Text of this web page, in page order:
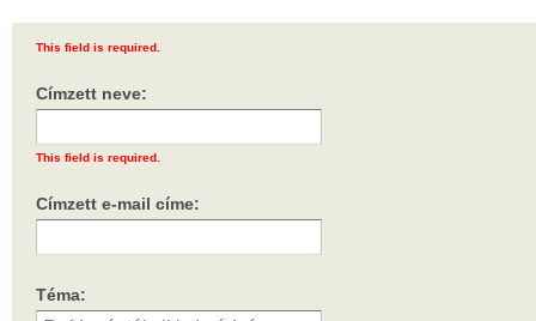
This field is required.
Címzett neve:
This field is required.
Címzett e-mail címe:
Téma: